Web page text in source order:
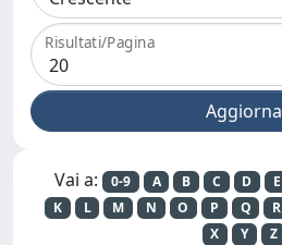
Risultati/Pagina
Vai a: 0-9 A B C D E
K
L M N O P Q R
X
Y Z